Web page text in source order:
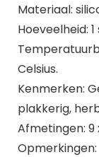
Materiaal:
Hoeveelheid:
Celsius.
Kenmerken:
plakkerig,
Afmetingen: 9
Opmerkingen: